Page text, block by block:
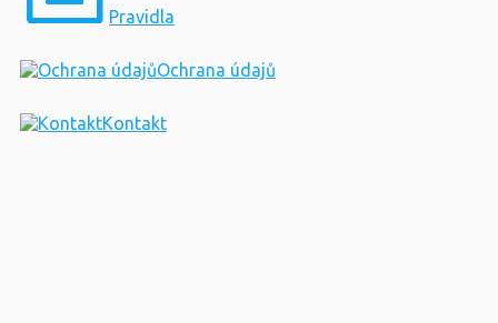
Pravidla
Ochrana údajů
Kontakt